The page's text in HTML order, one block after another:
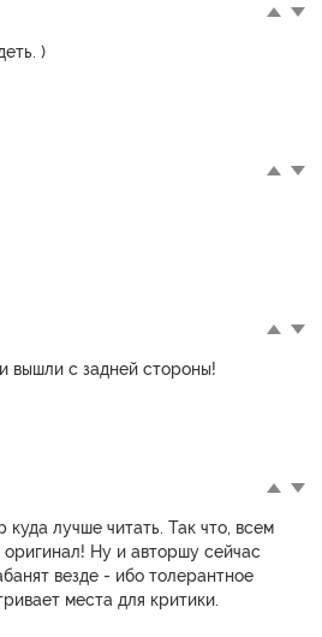
)
вышли с задней стороны!
куда лучше читать. Так что, всем
Ну и авторшу сейчас
везде - ибо толерантное
места для критики.